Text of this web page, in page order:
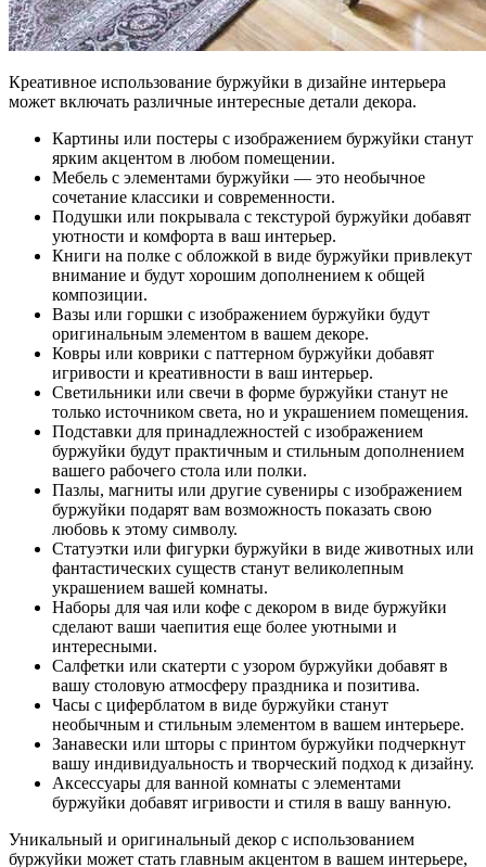
Креативное использование буржуйки в дизайне интерьера
может включать различные интересные детали декора.
Картины или постеры с изображением буржуйки станут
ярким акцентом в любом помещении.
Мебель с элементами буржуйки — это необычное
сочетание классики и современности.
Подушки или покрывала с текстурой буржуйки добавят
уютности и комфорта в ваш интерьер.
Книги на полке с обложкой в виде буржуйки привлекут
внимание и будут хорошим дополнением к общей
композиции.
Вазы или горшки с изображением буржуйки будут
оригинальным элементом в вашем декоре.
Ковры или коврики с паттерном буржуйки добавят
игривости и креативности в ваш интерьер.
Светильники или свечи в форме буржуйки станут не
только источником света, но и украшением помещения.
Подставки для принадлежностей с изображением
буржуйки будут практичным и стильным дополнением
вашего рабочего стола или полки.
Пазлы, магниты или другие сувениры с изображением
буржуйки подарят вам возможность показать свою
любовь к этому символу.
Статуэтки или фигурки буржуйки в виде животных или
фантастических существ станут великолепным
украшением вашей комнаты.
Наборы для чая или кофе с декором в виде буржуйки
сделают ваши чаепития еще более уютными и
интересными.
Салфетки или скатерти с узором буржуйки добавят в
вашу столовую атмосферу праздника и позитива.
Часы с циферблатом в виде буржуйки станут
необычным и стильным элементом в вашем интерьере.
Занавески или шторы с принтом буржуйки подчеркнут
вашу индивидуальность и творческий подход к дизайну.
Аксессуары для ванной комнаты с элементами
буржуйки добавят игривости и стиля в вашу ванную.
Уникальный и оригинальный декор с использованием
буржуйки может стать главным акцентом в вашем интерьере,